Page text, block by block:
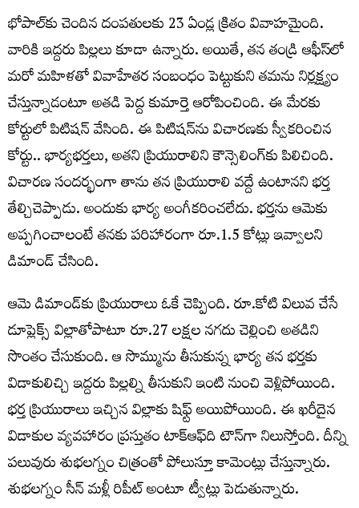
భోపాల్‌కు చెందిన దంప‌తుల‌కు 23 ఏండ్ల క్రితం వివాహ‌మైంది.
వారికి ఇద్ద‌రు పిల్లలు కూడా ఉన్నారు. అయితే, త‌న తండ్రి ఆఫీస్‌లో
మ‌రో మ‌హిళ‌తో వివాహేత‌ర సంబంధం పెట్టుకుని త‌మ‌ను నిర్ల‌క్ష్యం
చేస్తున్నాడంటూ అత‌డి పెద్ద కుమార్తె ఆరోపించింది. ఈ మేర‌కు
కోర్టులో పిటిష‌న్ వేసింది. ఈ పిటిష‌న్‌ను విచార‌ణ‌కు స్వీక‌రించిన
కోర్టు.. భార్య‌భ‌ర్త‌లు, అత‌ని ప్రియురాలిని కౌన్సెలింగ్‌కు పిలిచింది.
విచార‌ణ సంద‌ర్భంగా తాను త‌న ప్రియురాలి వ‌ద్దే ఉంటాన‌ని భ‌ర్త
తేల్చిచెప్పాడు. అందుకు భార్య అంగీక‌రించ‌లేదు. భ‌ర్త‌ను ఆమెకు
అప్ప‌గించాలంటే త‌న‌కు ప‌రిహారంగా రూ.1.5 కోట్లు ఇవ్వాల‌ని
డిమాండ్ చేసింది.
ఆమె డిమాండ్‌కు ప్రియురాలు ఓకే చెప్పింది. రూ.కోటి విలువ చేసే
డూప్లెక్స్ విల్లాతోపాటూ రూ.27 ల‌క్ష‌ల న‌గ‌దు చెల్లించి అత‌డిని
సొంతం చేసుకుంది. ఆ సొమ్మును తీసుకున్న భార్య త‌న భ‌ర్త‌కు
విడాకులిచ్చి ఇద్ద‌రు పిల్ల‌ల్ని తీసుకుని ఇంటి నుంచి వెళ్లిపోయింది.
భ‌ర్త ప్రియురాలు ఇచ్చిన విల్లాకు షిఫ్ట్ అయిపోయింది. ఈ ఖ‌రీదైన
విడాకుల వ్య‌వ‌హారం ప్ర‌స్తుతం టాక్ఆఫ్‌ది టౌన్‌గా నిలుస్తోంది. దీన్ని
ప‌లువురు శుభ‌ల‌గ్నం చిత్రంతో పోలుస్తూ కామెంట్లు చేస్తున్నారు.
శుభ‌ల‌గ్నం సీన్ మ‌ళ్లీ రిపీట్ అంటూ ట్వీట్లు పెడుతున్నారు.